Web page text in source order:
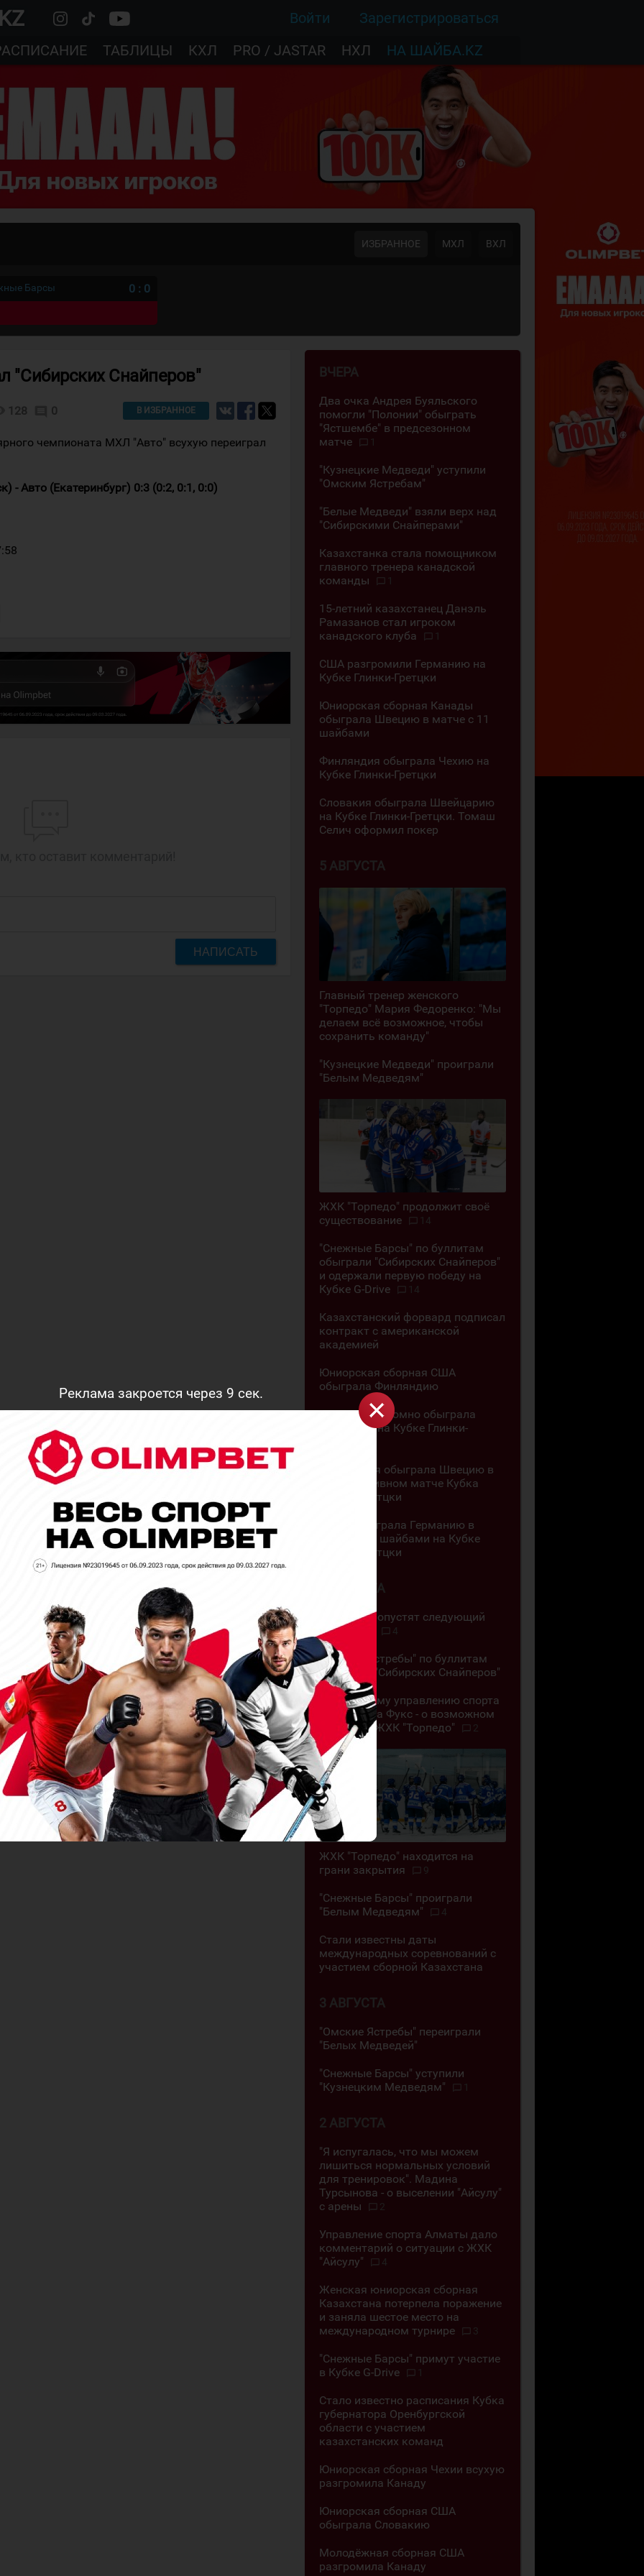
Реклама закроется через 7 сек.
Войти
Зарегистрироваться
ТАБЛИЦЫ КХЛ PRO / JASTAR НХЛ НА ШАЙБА.KZ
ИЗБРАННОЕ МХЛ ВХЛ
Барсы 0 : 0
"Сибирских Снайперов"
128 0 В ИЗБРАННОЕ
чемпионата МХЛ "Авто" всухую переиграл
- Авто (Екатеринбург) 0:3 (0:2, 0:1, 0:0)
НАПИСАТЬ
ВЧЕРА
Два очка Андрея Буяльского
помогли "Полонии" обыграть
"Ястшембе" в предсезонном
матче
1
"Кузнецкие Медведи" уступили
"Омским Ястребам"
"Белые Медведи" взяли верх над
"Сибирскими Снайперами"
Казахстанка стала помощником
главного тренера канадской
команды
1
15-летний казахстанец Данэль
Рамазанов стал игроком
канадского клуба
1
США разгромили Германию на
Кубке Глинки-Гретцки
Юниорская сборная Канады
обыграла Швецию в матче с 11
шайбами
Финляндия обыграла Чехию на
Кубке Глинки-Гретцки
Словакия обыграла Швейцарию
на Кубке Глинки-Гретцки. Томаш
Селич оформил покер
5 АВГУСТА
Главный тренер женского
"Торпедо" Мария Федоренко: "Мы
делаем всё возможное, чтобы
сохранить команду"
"Кузнецкие Медведи" проиграли
"Белым Медведям"
ЖХК "Торпедо" продолжит своё
существование
14
"Снежные Барсы" по буллитам
обыграли "Сибирских Снайперов"
и одержали первую победу на
Кубке G-Drive
14
Казахстанский форвард подписал
контракт с американской
академией
Юниорская сборная США
обыграла Финляндию
Канада разгромно обыграла
Словакию на Кубке Глинки-
Швейцария обыграла Швецию в
результативном матче Кубка
Глинки-Гретцки
Чехия обыграла Германию в
матче с 11 шайбами на Кубке
Глинки-Гретцки
4 АВГУСТА
"Челны" пропустят следующий
сезон ВХЛ
4
"Омские Ястребы" по буллитам
обыграли "Сибирских Снайперов"
"Позор всему управлению спорта
ВКО". Алёна Фукс - о возможном
закрытии ЖХК "Торпедо"
2
ЖХК "Торпедо" находится на
грани закрытия
9
"Снежные Барсы" проиграли
"Белым Медведям"
4
Стали известны даты
международных соревнований с
участием сборной Казахстана
3 АВГУСТА
"Омские Ястребы" переиграли
"Белых Медведей"
"Снежные Барсы" уступили
"Кузнецким Медведям"
1
2 АВГУСТА
"Я испугалась, что мы можем
лишиться нормальных условий
для тренировок". Мадина
Турсынова - о выселении "Айсулу"
с арены
2
Управление спорта Алматы дало
комментарий о ситуации с ЖХК
"Айсулу"
4
Женская юниорская сборная
Казахстана потерпела поражение
и заняла шестое место на
международном турнире
3
"Снежные Барсы" примут участие
в Кубке G-Drive
1
Стало известно расписания Кубка
губернатора Оренбургской
области с участием
казахстанских команд
Юниорская сборная Чехии всухую
разгромила Канаду
Юниорская сборная США
обыграла Словакию
Молодёжная сборная США
разгромила Канаду